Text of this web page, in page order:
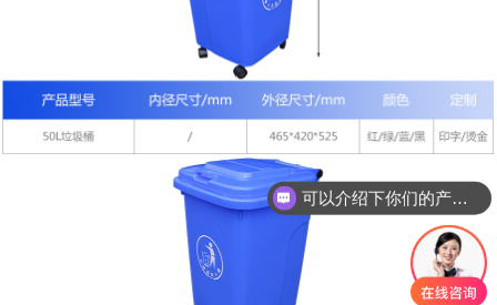
可以介绍下你们的产品么？